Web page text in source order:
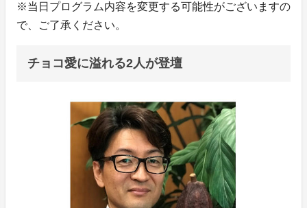
※当日プログラム内容を変更する可能性がございますの
で、ご了承ください。
チョコ愛に溢れる2人が登壇